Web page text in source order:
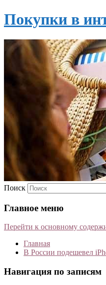
Покупки в
Поиск
Главное меню
Перейти к основному
Главная
В России подешевел
Навигация по записям